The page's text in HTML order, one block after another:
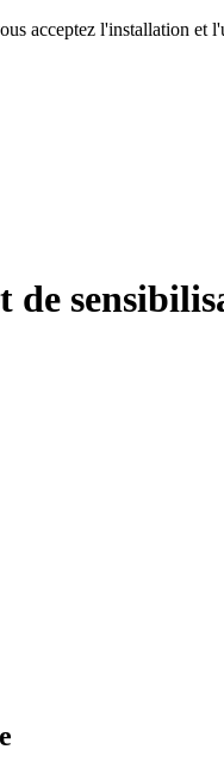
acceptez l'installation et